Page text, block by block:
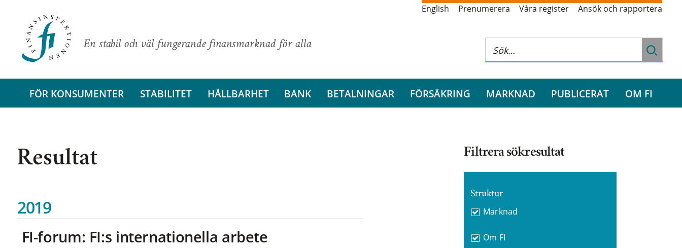
En stabil och väl fungerande finansmarknad för alla
English Prenumerera Våra register Ansök och rapportera
FÖR KONSUMENTER STABILITET HÅLLBARHET BANK BETALNINGAR FÖRSÄKRING MARKNAD PUBLICERAT OM FI
Resultat
2019
FI-forum: FI:s internationella arbete
Filtrera sökresultat
Struktur
Marknad
Om FI